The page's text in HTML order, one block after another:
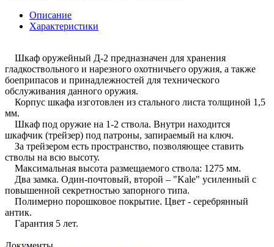
Описание
Характеристики
Шкаф оружейный Д-2 предназначен для хранения
гладкоствольного и нарезного охотничьего оружия, а также
боеприпасов и принадлежностей для технического
обслуживания данного оружия.
Корпус шкафа изготовлен из стального листа толщиной 1,5
мм.
Шкаф под оружие на 1-2 ствола. Внутри находится
шкафчик (трейзер) под патроны, запираемый на ключ.
За трейзером есть пространство, позволяющее ставить
стволы на всю высоту.
Максимальная высота размещаемого ствола: 1275 мм.
Два замка. Один-почтовый, второй – "Kale" усиленный с
повышенной секретностью запорного типа.
Полимерно порошковое покрытие. Цвет - серебрянный
антик.
Гарантия 5 лет.